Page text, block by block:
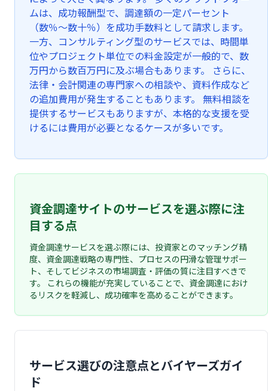
ムは、成功報酬型で、調達額の一定パーセント
（数％〜数十％）を成功手数料として請求します。
一方、コンサルティング型のサービスでは、時間単
位やプロジェクト単位での料金設定が一般的で、数
万円から数百万円に及ぶ場合もあります。 さらに、
法律・会計関連の専門家への相談や、資料作成など
の追加費用が発生することもあります。 無料相談を
提供するサービスもありますが、本格的な支援を受
けるには費用が必要となるケースが多いです。
資金調達サイトのサービスを選ぶ際に注
目する点
資金調達サービスを選ぶ際には、投資家とのマッチング精
度、資金調達戦略の専門性、プロセスの円滑な管理サポー
ト、そしてビジネスの市場調査・評価の質に注目すべきで
す。 これらの機能が充実していることで、資金調達におけ
るリスクを軽減し、成功確率を高めることができます。
サービス選びの注意点とバイヤーズガイ
ド